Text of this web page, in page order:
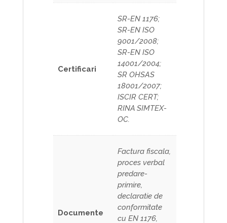
Certificari
SR-EN 1176;
SR-EN ISO
9001/2008;
SR-EN ISO
14001/2004;
SR OHSAS
18001/2007;
ISCIR CERT;
RINA SIMTEX-
OC.
Documente
Factura fiscala,
proces verbal
predare-
primire,
declaratie de
conformitate
cu EN 1176,